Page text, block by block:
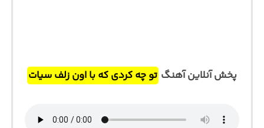
پخش آنلاین آهنگ تو چه کردی که با اون زلف سیات